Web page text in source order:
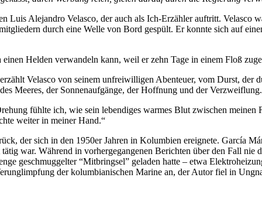
Luis Alejandro Velasco, der auch als Ich-Erzähler auftritt.
durch eine Welle von Bord gespült. Er konnte sich auf
Helden verwandeln kann, weil er zehn Tage in einem Floß
Velasco von seinem unfreiwilligen Abenteuer, vom Durst,
Meeres, der Sonnenaufgänge, der Hoffnung und der
fühlte ich, wie sein lebendiges warmes Blut zwischen
weiter in meiner Hand.“
der sich in den 1950er Jahren in Kolumbien ereignete. García
war. Während in vorhergegangenen Berichten über den Fall
geschmuggelter “Mitbringsel” geladen hatte – etwa
der kolumbianischen Marine an, der Autor fiel in